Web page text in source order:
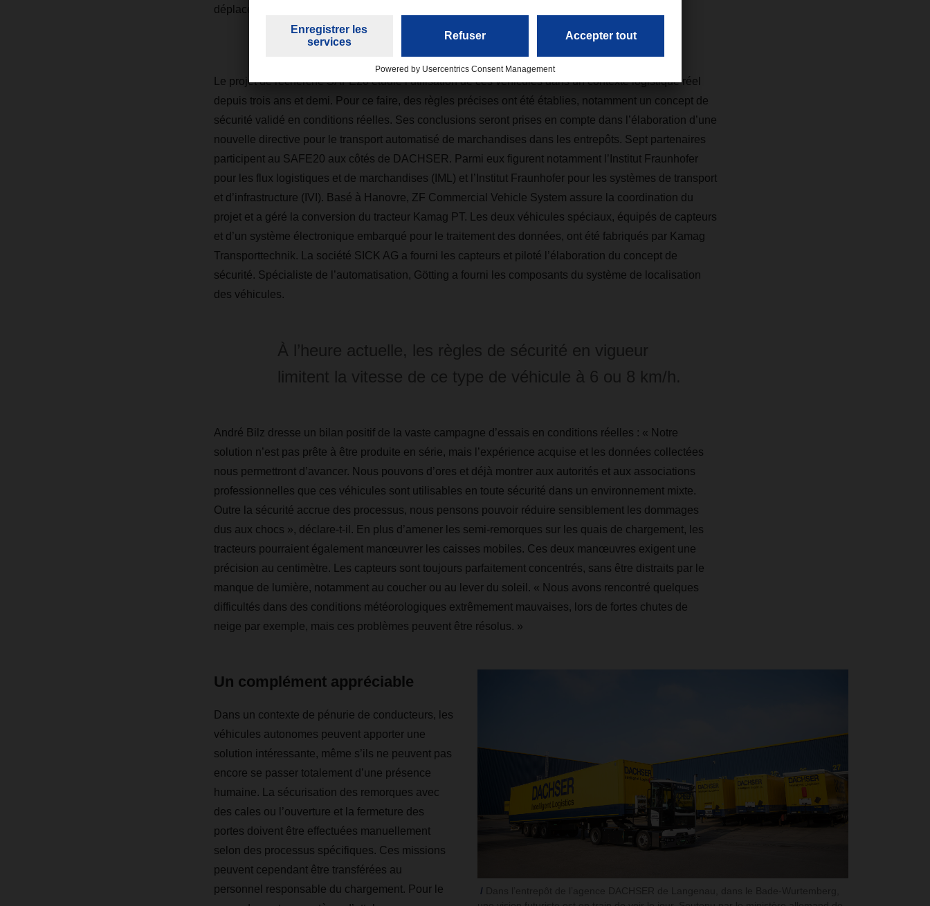
déplacement de caisses mobiles et de semi-remorques », poursuit-il.
Le projet de recherche SAFE20 étudie l’utilisation de ces véhicules dans un contexte logistique réel
depuis trois ans et demi. Pour ce faire, des règles précises ont été établies, notamment un concept de
sécurité validé en conditions réelles. Ses conclusions seront prises en compte dans l’élaboration d’une
nouvelle directive pour le transport automatisé de marchandises dans les entrepôts. Sept partenaires
participent au SAFE20 aux côtés de DACHSER. Parmi eux figurent notamment l’Institut Fraunhofer
pour les flux logistiques et de marchandises (IML) et l’Institut Fraunhofer pour les systèmes de transport
et d’infrastructure (IVI). Basé à Hanovre, ZF Commercial Vehicle System assure la coordination du
projet et a géré la conversion du tracteur Kamag PT. Les deux véhicules spéciaux, équipés de capteurs
et d’un système électronique embarqué pour le traitement des données, ont été fabriqués par Kamag
Transporttechnik. La société SICK AG a fourni les capteurs et piloté l’élaboration du concept de
sécurité. Spécialiste de l’automatisation, Götting a fourni les composants du système de localisation
des véhicules.
À l’heure actuelle, les règles de sécurité en vigueur
limitent la vitesse de ce type de véhicule à 6 ou 8 km/h.
André Bilz dresse un bilan positif de la vaste campagne d’essais en conditions réelles : « Notre
solution n’est pas prête à être produite en série, mais l’expérience acquise et les données collectées
nous permettront d’avancer. Nous pouvons d’ores et déjà montrer aux autorités et aux associations
professionnelles que ces véhicules sont utilisables en toute sécurité dans un environnement mixte.
Outre la sécurité accrue des processus, nous pensons pouvoir réduire sensiblement les dommages
dus aux chocs », déclare-t-il. En plus d’amener les semi-remorques sur les quais de chargement, les
tracteurs pourraient également manœuvrer les caisses mobiles. Ces deux manœuvres exigent une
précision au centimètre. Les capteurs sont toujours parfaitement concentrés, sans être distraits par le
manque de lumière, notamment au coucher ou au lever du soleil. « Nous avons rencontré quelques
difficultés dans des conditions météorologiques extrêmement mauvaises, lors de fortes chutes de
neige par exemple, mais ces problèmes peuvent être résolus. »
Un complément appréciable
Dans un contexte de pénurie de conducteurs, les
véhicules autonomes peuvent apporter une
solution intéressante, même s’ils ne peuvent pas
encore se passer totalement d’une présence
humaine. La sécurisation des remorques avec
des cales ou l’ouverture et la fermeture des
portes doivent être effectuées manuellement
selon des processus spécifiques. Ces missions
peuvent cependant être transférées au
personnel responsable du chargement. Pour le